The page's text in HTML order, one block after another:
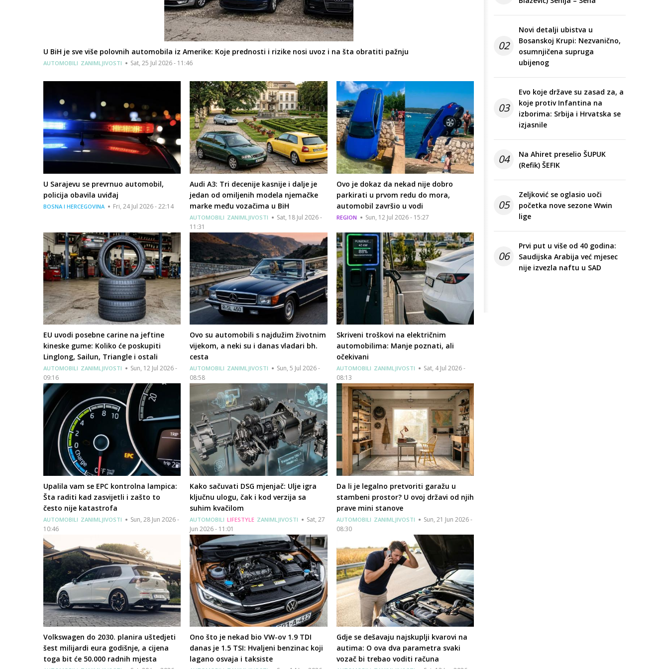
U BiH je sve više polovnih automobila iz Amerike: Koje prednosti i rizike nosi uvoz i na šta obratiti pažnju
AUTOMOBILI ZANIMLJIVOSTI Sat, 25 Jul 2026 - 11:46
U Sarajevu se prevrnuo automobil,
policija obavila uviđaj
BOSNA I HERCEGOVINA Fri, 24 Jul 2026 - 22:14
Audi A3: Tri decenije kasnije i dalje je
jedan od omiljenih modela njemačke
marke među vozačima u BiH
AUTOMOBILI ZANIMLJIVOSTI
Sat, 18 Jul 2026 -
11:31
Ovo je dokaz da nekad nije dobro
parkirati u prvom redu do mora,
automobil završio u vodi
REGION Sun, 12 Jul 2026 - 15:27
EU uvodi posebne carine na jeftine
kineske gume: Koliko će poskupiti
Linglong, Sailun, Triangle i ostali
AUTOMOBILI ZANIMLJIVOSTI
Sun, 12 Jul 2026 -
09:16
Ovo su automobili s najdužim životnim
vijekom, a neki su i danas vladari bh.
cesta
AUTOMOBILI ZANIMLJIVOSTI
Sun, 5 Jul 2026 -
08:58
Skriveni troškovi na električnim
automobilima: Manje poznati, ali
očekivani
AUTOMOBILI ZANIMLJIVOSTI
Sat, 4 Jul 2026 -
08:13
Upalila vam se EPC kontrolna lampica:
Šta raditi kad zasvijetli i zašto to
često nije katastrofa
AUTOMOBILI ZANIMLJIVOSTI
Sun, 28 Jun 2026 -
10:46
Kako sačuvati DSG mjenjač: Ulje igra
ključnu ulogu, čak i kod verzija sa
suhim kvačilom
AUTOMOBILI LIFESTYLE ZANIMLJIVOSTI
Sat, 27
Jun 2026 - 11:01
Da li je legalno pretvoriti garažu u
stambeni prostor? U ovoj državi od njih
prave mini stanove
AUTOMOBILI ZANIMLJIVOSTI
Sun, 21 Jun 2026 -
08:30
Volkswagen do 2030. planira uštedjeti
šest milijardi eura godišnje, a cijena
toga bit će 50.000 radnih mjesta
Ono što je nekad bio VW-ov 1.9 TDI
danas je 1.5 TSI: Hvaljeni benzinac koji
lagano osvaja i taksiste
Gdje se dešavaju najskuplji kvarovi na
autima: O ova dva parametra svaki
vozač bi trebao voditi računa
02
Novi detalji ubistva u
Bosanskoj Krupi: Nezvanično,
osumnjičena supruga
ubijenog
03
Evo koje države su zasad za, a
koje protiv Infantina na
izborima: Srbija i Hrvatska se
izjasnile
04
Na Ahiret preselio ŠUPUK
(Refik) ŠEFIK
05
Zeljković se oglasio uoči
početka nove sezone Wwin
lige
06
Prvi put u više od 40 godina:
Saudijska Arabija već mjesec
nije izvezla naftu u SAD